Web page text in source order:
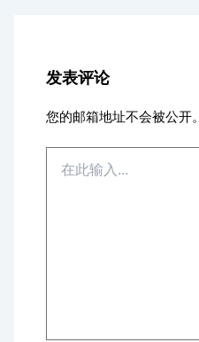
发表评论
您的邮箱地址不会被公开。